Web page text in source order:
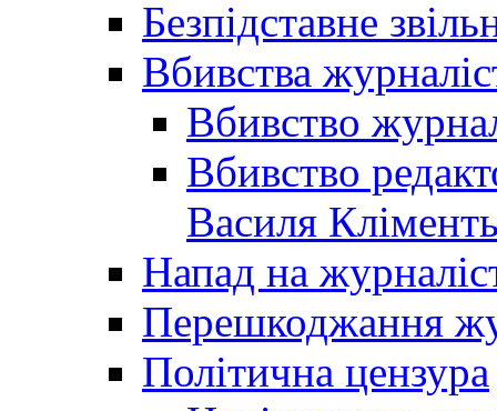
Безпідставне
Вбивства
Вбивство
Вбивство
Василя
Напад на
Перешкоджання
Політична цензура